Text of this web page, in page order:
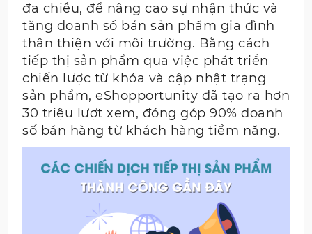
đa chiều, để nâng cao sự nhận thức và
tăng doanh số bán sản phẩm gia đình
thân thiện với môi trường. Bằng cách
tiếp thị sản phẩm qua việc phát triển
chiến lược từ khóa và cập nhật trạng
sản phẩm, eShopportunity đã tạo ra hơn
30 triệu lượt xem, đóng góp 90% doanh
số bán hàng từ khách hàng tiềm năng.